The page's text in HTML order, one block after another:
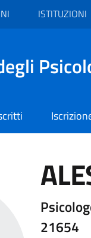
ISTITUZIONI
21654